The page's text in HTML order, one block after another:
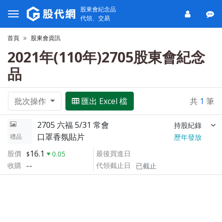
股東會紀念品
代領、交易
首頁 股東會資訊
2021年(110年)2705股東會紀念
品
批次操作 匯出 Excel 檔 共 1 筆
禮品
2705 六福 5/31 常會 持股紀錄
口罩香氛貼片
歷年發放
股價
16.1
0.05
收購 --
最後買進日
代領截止日
已截止